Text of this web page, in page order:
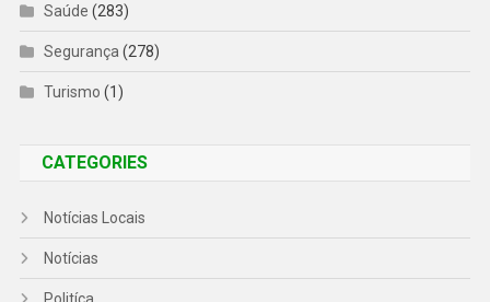
Saúde (283)
Segurança (278)
Turismo (1)
CATEGORIES
Notícias Locais
Notícias
Politíca